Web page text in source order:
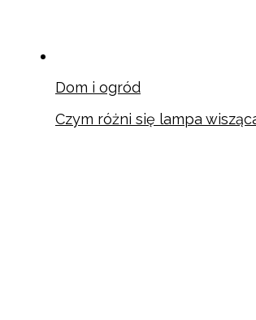
Dom i ogród
Czym różni się lampa